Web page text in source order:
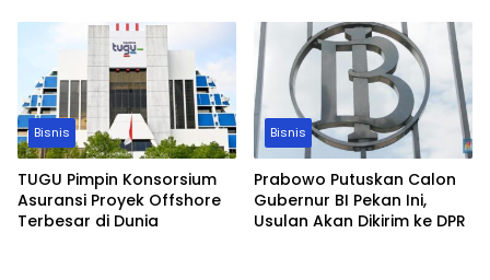
Bisnis
TUGU Pimpin Konsorsium
Asuransi Proyek Offshore
Terbesar di Dunia
Bisnis
Prabowo Putuskan Calon
Gubernur BI Pekan Ini,
Usulan Akan Dikirim ke DPR